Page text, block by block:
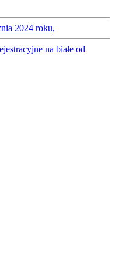
2024 roku,
na białe od